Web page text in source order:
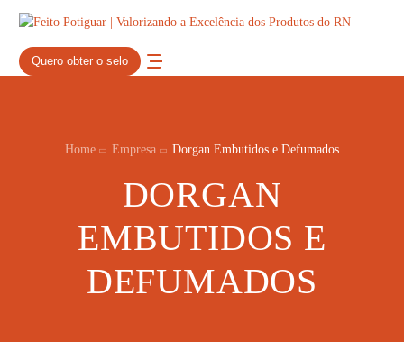
Quero obter o selo
Home Empresa Dorgan Embutidos e Defumados
DORGAN
EMBUTIDOS E
DEFUMADOS